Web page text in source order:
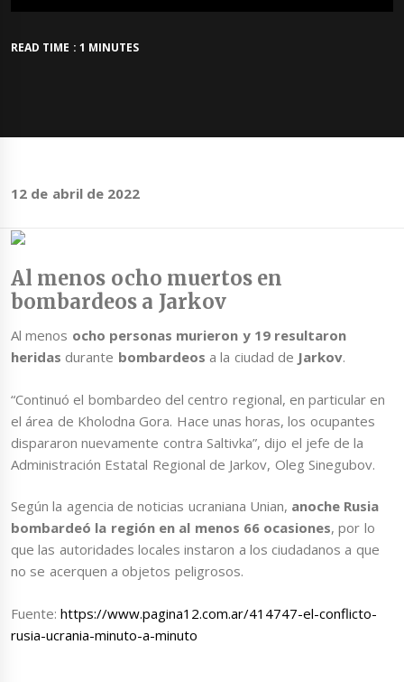
READ TIME : 1 MINUTES
12 de abril de 2022
Al menos ocho muertos en
bombardeos a Jarkov
Al menos ocho personas murieron y 19 resultaron
heridas durante bombardeos a la ciudad de Jarkov.
“Continuó el bombardeo del centro regional, en particular en
el área de Kholodna Gora. Hace unas horas, los ocupantes
dispararon nuevamente contra Saltivka”, dijo el jefe de la
Administración Estatal Regional de Jarkov, Oleg Sinegubov.
Según la agencia de noticias ucraniana Unian, anoche Rusia
bombardeó la región en al menos 66 ocasiones, por lo
que las autoridades locales instaron a los ciudadanos a que
no se acerquen a objetos peligrosos.
Fuente:https://www.pagina12.com.ar/414747-el-conflicto-
rusia-ucrania-minuto-a-minuto